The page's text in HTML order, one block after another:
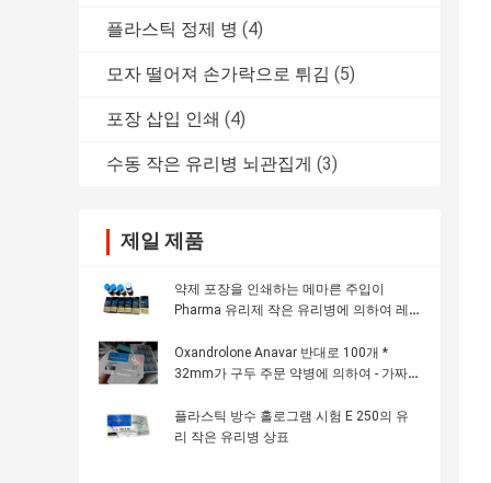
플라스틱 정제 병 (4)
모자 떨어져 손가락으로 튀김 (5)
포장 삽입 인쇄 (4)
수동 작은 유리병 뇌관집게 (3)
제일 제품
약제 포장을 인쇄하는 메마른 주입이
Pharma 유리제 작은 유리병에 의하여 레
Oxandrolone Anavar 반대로 100개 *
32mm가 구두 주문 약병에 의하여 - 가짜
플라스틱 방수 홀로그램 시험 E 250의 유
리 작은 유리병 상표